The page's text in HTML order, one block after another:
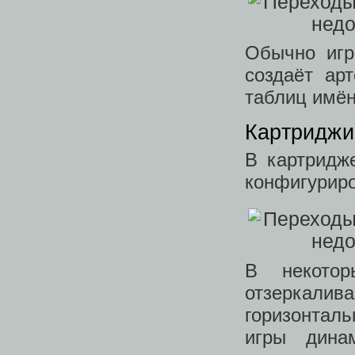
Обычно
создаёт
таблиц
Картриджи
В
В
игры